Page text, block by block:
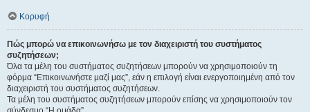
Κορυφή
Πώς μπορώ να επικοινωνήσω με τον διαχειριστή του συστήματος
συζητήσεων;
Όλα τα μέλη του συστήματος συζητήσεων μπορούν να χρησιμοποιούν τη
φόρμα “Επικοινωνήστε μαζί μας”, εάν η επιλογή είναι ενεργοποιημένη από τον
διαχειριστή του συστήματος συζητήσεων.
Τα μέλη του συστήματος συζητήσεων μπορούν επίσης να χρησιμοποιούν τον